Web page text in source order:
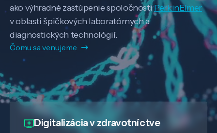
ako výhradné zastúpenie spoločnostiPerkinElmer
v oblasti špičkových laboratórnych a
diagnostických technológií.
Čomu sa venujeme
Digitalizáciav zdravotníctve